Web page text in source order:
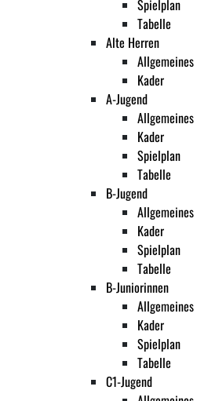
Spielplan
Tabelle
Alte Herren
Allgemeines
Kader
A-Jugend
Allgemeines
Kader
Spielplan
Tabelle
B-Jugend
Allgemeines
Kader
Spielplan
Tabelle
B-Juniorinnen
Allgemeines
Kader
Spielplan
Tabelle
C1-Jugend